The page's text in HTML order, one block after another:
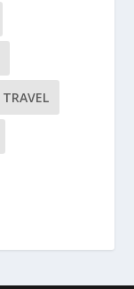
TRAVEL